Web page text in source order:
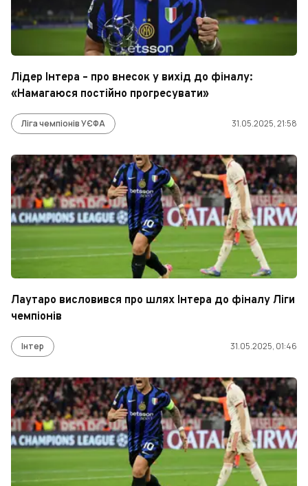
Лідер Інтера – про внесок у вихід до фіналу:
«Намагаюся постійно прогресувати»
Ліга чемпіонів УЄФА 31.05.2025, 21:58
Лаутаро висловився про шлях Інтера до фіналу Ліги
чемпіонів
Інтер 31.05.2025, 01:46